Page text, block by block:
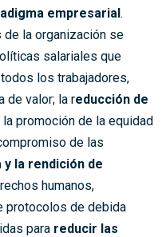
empresarial.
la organización se
salariales que
los trabajadores,
de valor; la reducción de
la promoción de la equidad
de las
la rendición de
humanos,
protocolos de debida
para reducir las